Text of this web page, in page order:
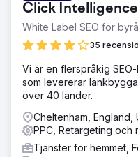
Click Intelligence
White Label SEO för
35
Vi är en flerspråkig
som levererar
över 40 länder.
Cheltenham, England,
PPC, Retargeting och
Tjänster för hemmet,